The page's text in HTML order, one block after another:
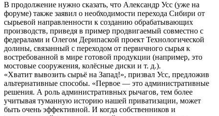
В продолжение нужно сказать, что Александр Усс (уже на
форуме) также заявил о необходимости перехода Сибири от
сырьевой направленности к созданию обрабатывающих
производств, приведя в пример продвигаемый совместно с
федералами и Олегом Дерипаской проект Технологической
долины, связанный с переходом от первичного сырья к
востребованной в мире готовой продукции (например, это
мостовые сооружения, колёсные диски и т. д.).
«Хватит вывозить сырьё на Запад!», призвал Усс, предложив
альтернативные способы. «Первое — это административные
решения. А роль административных рычагов, тем более
учитывая туманную историю нашей приватизации, может
быть очень эффективной. И когда собственников и